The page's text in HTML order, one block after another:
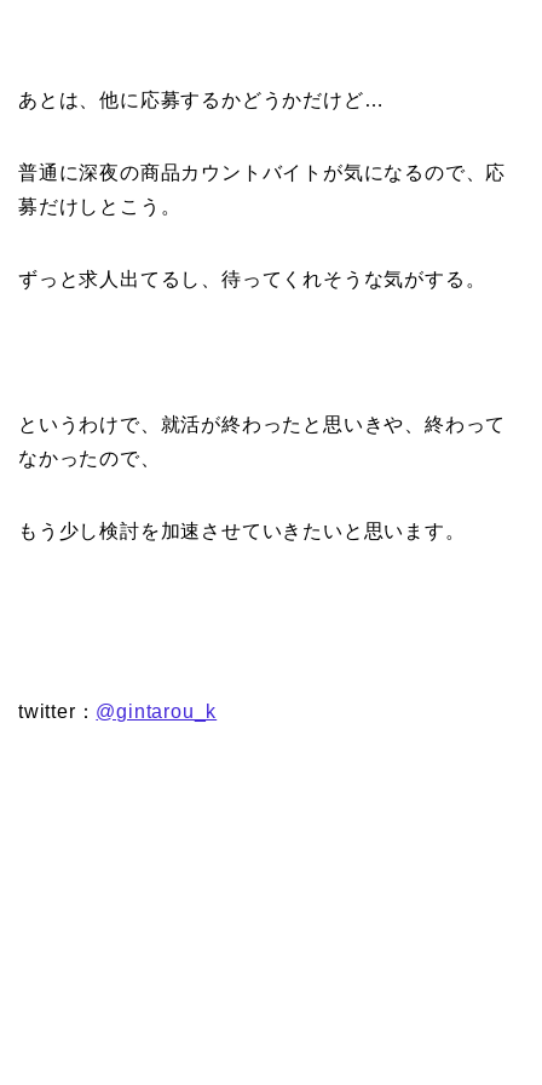
あとは、他に応募するかどうかだけど…
普通に深夜の商品カウントバイトが気になるので、応
募だけしとこう。
ずっと求人出てるし、待ってくれそうな気がする。
というわけで、就活が終わったと思いきや、終わって
なかったので、
もう少し検討を加速させていきたいと思います。
twitter： @gintarou_k